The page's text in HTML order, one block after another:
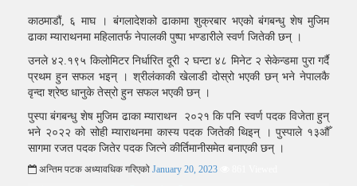
काठमाडौं, ६ माघ । बंगलादेशको ढाकामा शुक्रबार भएको बंगबन्धु शेष मुजिम
ढाका म्याराथनमा महिलातर्फ नेपालकी पुष्पा भण्डारीले स्वर्ण जितेकी छन् ।
उनले ४२.१९५ किलोमिटर निर्धारित दूरी २ घन्टा ४८ मिनेट २ सेकेन्डमा पुरा गर्दै
प्रथम हुन सफल भइन् । श्रीलंकाकी खेलाडी दोस्रो भएकी छन् भने नेपालकै
वृन्दा श्रेष्ठ धानुके तेस्रो हुन सफल भएकी छन् ।
पुस्पा बंगबन्धु शेष मुजिम ढाका म्याराथन २०२१ कि पनि स्वर्ण पदक विजेता हुन्
भने २०२२ को सोही म्याराथनमा कास्य पदक जितेकी थिइन् । पुस्पाले १३औँ
सागमा रजत पदक जितेर पदक जित्ने कीर्तिमानीसमेत बनाएकी छन् ।
अन्तिम पटक अध्यावधिक गरिएको January 20, 2023